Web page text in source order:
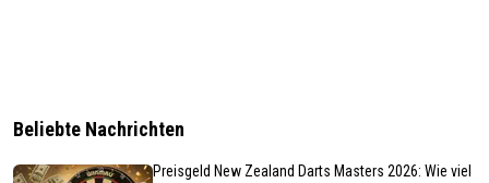
Beliebte Nachrichten
Preisgeld New Zealand Darts Masters 2026: Wie viel